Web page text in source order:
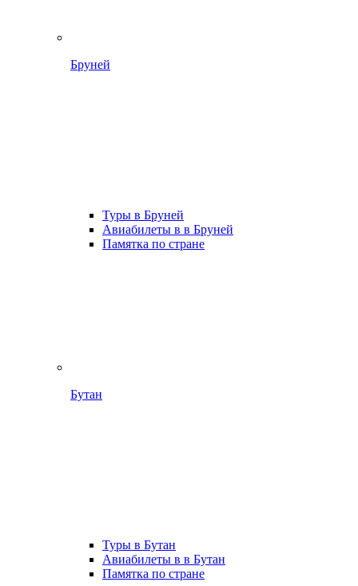
Бруней
Туры в Бруней
Авиабилеты в в Бруней
Памятка по стране
Бутан
Туры в Бутан
Авиабилеты в в Бутан
Памятка по стране